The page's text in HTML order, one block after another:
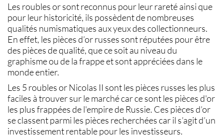
Les roubles orsont reconnus pour leur rareté ainsi que
pour leur historicité, ils possèdent de nombreuses
qualités numismatiques aux yeux des collectionneurs.
En effet, les pièces d’or russes sont réputées pour être
des pièces de qualité, que ce soit au niveau du
graphisme ou de la frappe et sont appréciées dans le
monde entier.
Les 5 roubles orNicolas II sont les pièces russes les plus
faciles à trouver sur le marché car ce sont les pièces d'or
les plus frappées de l'empire de Russie. Ces pièces d’or
se classent parmi les pièces recherchées car il s’agit d’un
investissement rentable pour les investisseurs.